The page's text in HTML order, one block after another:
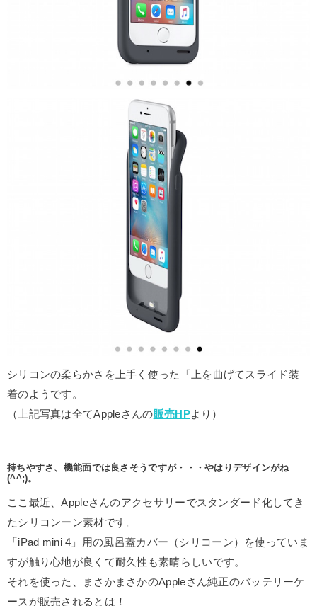
シリコンの柔らかさを上手く使った「上を曲げてスライド装
着のようです。
（上記写真は全てAppleさんの販売HPより）
持ちやすさ、機能面では良さそうですが・・・やはりデザインがね
(^^;)。
ここ最近、Appleさんのアクセサリーでスタンダード化してき
たシリコンーン素材です。
「iPad mini 4」用の風呂蓋カバー（シリコーン）を使っていま
すが触り心地が良くて耐久性も素晴らしいです。
それを使った、まさかまさかのAppleさん純正のバッテリーケ
ースが販売されるとは！